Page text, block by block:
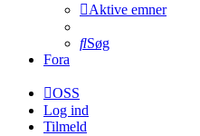
Aktive emner
Søg
Fora
OSS
Log ind
Tilmeld